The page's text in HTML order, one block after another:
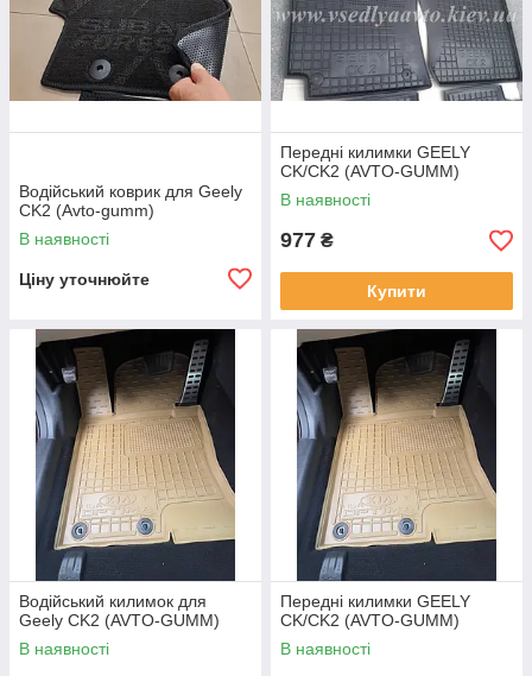
Водійський коврик для Geely
CK2 (Avto-gumm)
В наявності
Ціну уточнюйте
Передні килимки GEELY
CK/CK2 (AVTO-GUMM)
В наявності
977 ₴
Купити
Водійський килимок для
Geely CK2 (AVTO-GUMM)
В наявності
Передні килимки GEELY
CK/CK2 (AVTO-GUMM)
В наявності